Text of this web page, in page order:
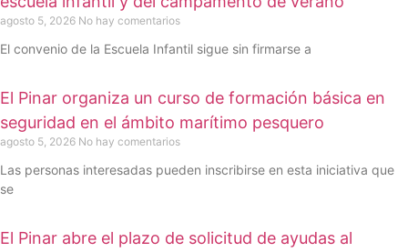
agosto 5, 2026 No hay comentarios
El convenio de la Escuela Infantil sigue sin firmarse a
El Pinar organiza un curso de formación básica en
seguridad en el ámbito marítimo pesquero
agosto 5, 2026 No hay comentarios
Las personas interesadas pueden inscribirse en esta iniciativa que
se
El Pinar abre el plazo de solicitud de ayudas al